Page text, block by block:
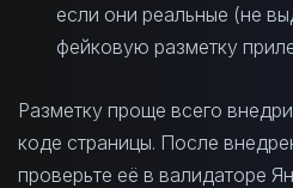
если они реальные (не
фейковую разметку
Разметку проще всего
коде страницы. После
проверьте её в валидаторе